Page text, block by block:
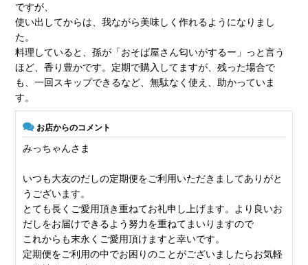
ですが、
使い出してからは、我ながら美味しく作れるようになりまし
た。
料理していると、孫が「おそば屋さん匂いがするー」っと言う
ほど、香り豊かです。定期で購入してますが、残った場合で
も、一回スキップできるなど、無駄なく使え、助かっていま
す。
お店からのコメント
みっちゃんさま
いつも大友のだしの定期便をご利用いただきましてありがと
うございます。
とても長くご愛用頂き重ねてお礼申し上げます。より良いお
だしをお届けできるよう努力を重ねてまいりますので
これからも末永くご愛用頂けますと幸いです。
定期便をご利用の中でお困りのことがございましたらお気軽